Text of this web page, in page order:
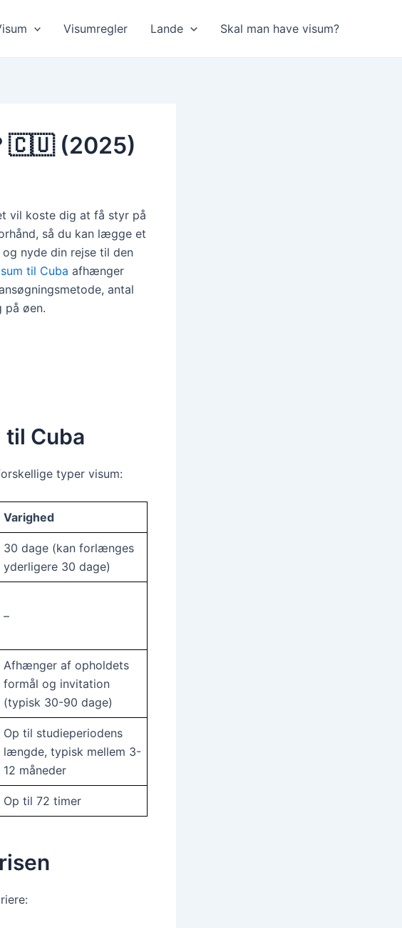
Visumregler Lande Skal man have visum?
🇨🇺 (2025)
vil koste dig at få styr på
så du kan lægge et
nyde din rejse til den
til Cuba afhænger
antal
på øen.
Cuba
typer visum:
Varighed
30 dage (kan forlænges
yderligere 30 dage)
–
Afhænger af opholdets
formål og invitation
(typisk 30-90 dage)
Op til studieperiodens
længde, typisk mellem 3-
12 måneder
Op til 72 timer